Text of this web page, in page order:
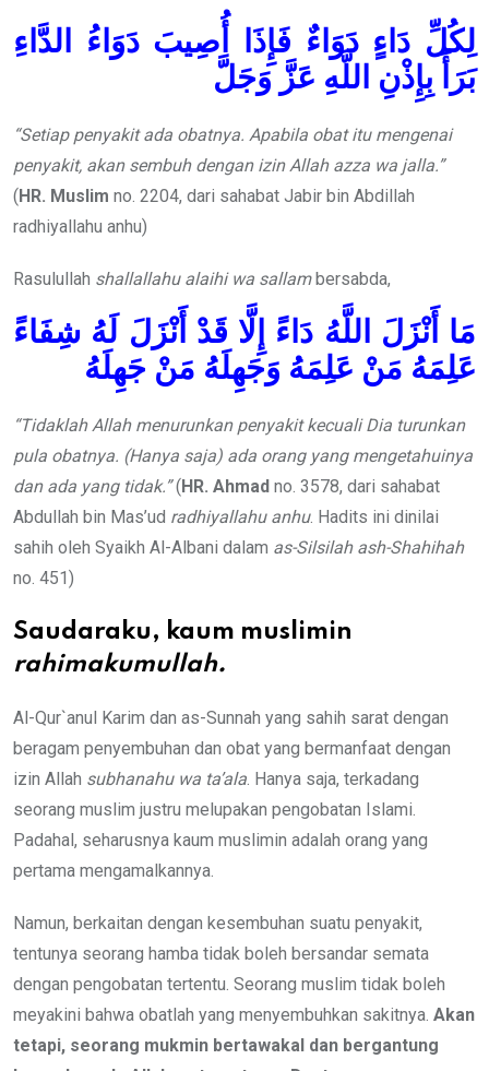
لِكُلِّ دَاءٍ دَوَاءٌ فَإِذَا أُصِيبَ دَوَاءُ الدَّاءِ
بَرَأَ بِإِذْنِ اللَّهِ عَزَّ وَجَلَّ
“Setiap penyakit ada obatnya. Apabila obat itu mengenai
penyakit, akan sembuh dengan izin Allah azza wa jalla.”
(HR. Muslim no. 2204, dari sahabat Jabir bin Abdillah
radhiyallahu anhu)
Rasulullah shallallahu alaihi wa sallambersabda,
مَا أَنْزَلَ اللَّهُ دَاءً إِلَّا قَدْ أَنْزَلَ لَهُ شِفَاءً
عَلِمَهُ مَنْ عَلِمَهُ وَجَهِلَهُ مَنْ جَهِلَهُ
“Tidaklah Allah menurunkan penyakit kecuali Dia turunkan
pula obatnya. (Hanya saja) ada orang yang mengetahuinya
dan ada yang tidak.”(HR. Ahmad no. 3578, dari sahabat
Abdullah bin Mas’ud radhiyallahu anhu. Hadits ini dinilai
sahih oleh Syaikh Al-Albani dalam as-Silsilah ash-Shahihah
no. 451)
Saudaraku, kaum muslimin
rahimakumullah.
Al-Qur`anul Karim dan as-Sunnah yang sahih sarat dengan
beragam penyembuhan dan obat yang bermanfaat dengan
izin Allah subhanahu wa ta’ala. Hanya saja, terkadang
seorang muslim justru melupakan pengobatan Islami.
Padahal, seharusnya kaum muslimin adalah orang yang
pertama mengamalkannya.
Namun, berkaitan dengan kesembuhan suatu penyakit,
tentunya seorang hamba tidak boleh bersandar semata
dengan pengobatan tertentu. Seorang muslim tidak boleh
meyakini bahwa obatlah yang menyembuhkan sakitnya. Akan
tetapi, seorang mukmin bertawakal dan bergantung